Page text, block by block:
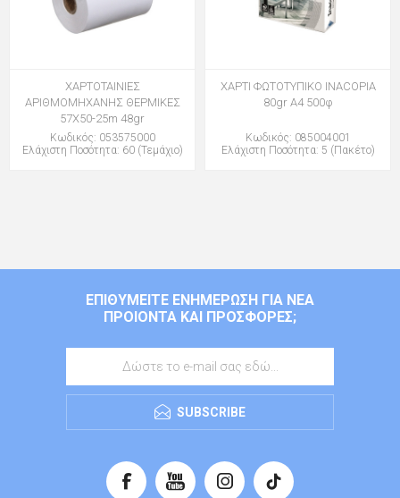
ΧΑΡΤΟΤΑΙΝΙΕΣ
ΑΡΙΘΜΟΜΗΧΑΝΗΣ ΘΕΡΜΙΚΕΣ
57Χ50-25m 48gr
Κωδικός: 053575000
Ελάχιστη Ποσότητα: 60 (Τεμάχιο)
ΧΑΡΤΙ ΦΩΤΟΤΥΠΙΚΟ INACOPIA
80gr Α4 500φ
Κωδικός: 085004001
Ελάχιστη Ποσότητα: 5 (Πακέτο)
ΕΠΙΘΥΜΕΊΤΕ ΕΝΗΜΈΡΩΣΗ ΓΙΑ ΝΈΑ
ΠΡΟΙΌΝΤΑ ΚΑΙ ΠΡΟΣΦΟΡΈΣ;
SUBSCRIBE